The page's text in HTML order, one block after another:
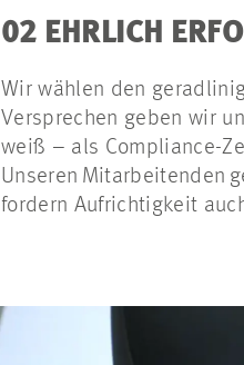
02 EHRLICH
Wir wählen den
Versprechen geben wir
weiß – als Compliance-
Unseren Mitarbeitenden
fordern Aufrichtigkeit